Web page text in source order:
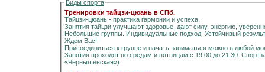
Виды спорта
Тренировки тайцзи-цюань в СПб.
Тайцзи-цюань - практика гармонии и успеха.
Занятия тайцзи улучшают здоровье, дают силу, энергию,
Небольшие группы. Индивидуальные подход. Устойчивый
Ждем Вас!
Присоединиться к группе и начать заниматься можно в любой
Занятия проходят по средам и пятницам с 19:00 до 21:30.
«Чернышевская»).